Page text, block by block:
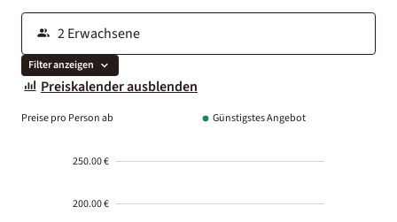
Filter anzeigen
Preiskalender ausblenden
Preise pro Person ab Günstigstes Angebot
250.00 €
200.00 €